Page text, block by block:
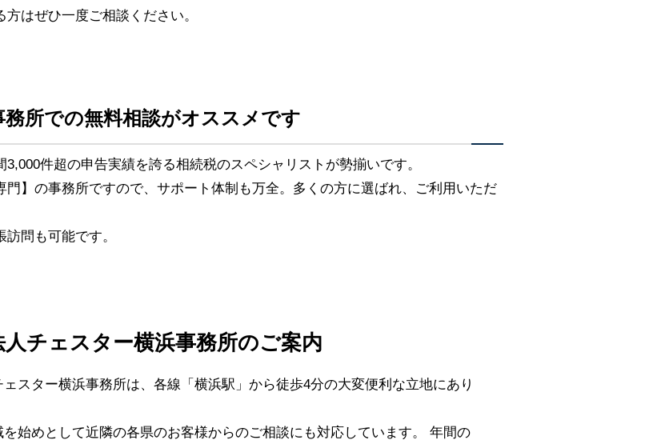
はぜひ一度ご相談ください。
所での無料相談がオススメです
件超の申告実績を誇る相続税のスペシャリストが勢揃いです。
】の事務所ですので、サポート体制も万全。多くの方に選ばれ、ご利用いただ
問も可能です。
人チェスター横浜事務所のご案内
スター横浜事務所は、各線「横浜駅」から徒歩4分の大変便利な立地にあり
始めとして近隣の各県のお客様からのご相談にも対応しています。 年間の